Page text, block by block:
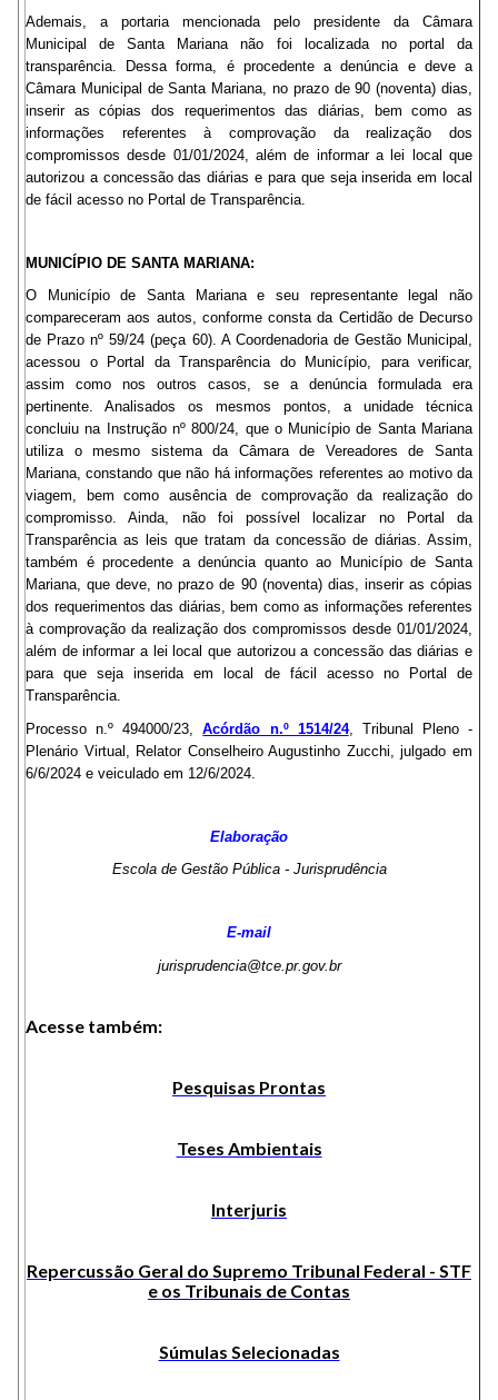
Ademais, a portaria mencionada pelo presidente da Câmara
Municipal de Santa Mariana não foi localizada no portal da
transparência. Dessa forma, é procedente a denúncia e deve a
Câmara Municipal de Santa Mariana, no prazo de 90 (noventa) dias,
inserir as cópias dos requerimentos das diárias, bem como as
informações referentes à comprovação da realização dos
compromissos desde 01/01/2024, além de informar a lei local que
autorizou a concessão das diárias e para que seja inserida em local
de fácil acesso no Portal de Transparência.
MUNICÍPIO DE SANTA MARIANA:
O Município de Santa Mariana e seu representante legal não
compareceram aos autos, conforme consta da Certidão de Decurso
de Prazo nº 59/24 (peça 60). A Coordenadoria de Gestão Municipal,
acessou o Portal da Transparência do Município, para verificar,
assim como nos outros casos, se a denúncia formulada era
pertinente. Analisados os mesmos pontos, a unidade técnica
concluiu na Instrução nº 800/24, que o Município de Santa Mariana
utiliza o mesmo sistema da Câmara de Vereadores de Santa
Mariana, constando que não há informações referentes ao motivo da
viagem, bem como ausência de comprovação da realização do
compromisso. Ainda, não foi possível localizar no Portal da
Transparência as leis que tratam da concessão de diárias. Assim,
também é procedente a denúncia quanto ao Município de Santa
Mariana, que deve, no prazo de 90 (noventa) dias, inserir as cópias
dos requerimentos das diárias, bem como as informações referentes
à comprovação da realização dos compromissos desde 01/01/2024,
além de informar a lei local que autorizou a concessão das diárias e
para que seja inserida em local de fácil acesso no Portal de
Transparência.
Processo n.º 494000/23,
Acórdão n.º 1514/24, Tribunal Pleno -
Plenário Virtual, Relator Conselheiro Augustinho Zucchi, julgado em
6/6/2024 e veiculado em 12/6/2024.
Elaboração
Escola de Gestão Pública - Jurisprudência
E-mail
jurisprudencia@tce.pr.gov.br
Acesse também:
Pesquisas Prontas
Teses Ambientais
Interjuris
Repercussão Geral do Supremo Tribunal Federal - STF
e os Tribunais de Contas
Súmulas Selecionadas